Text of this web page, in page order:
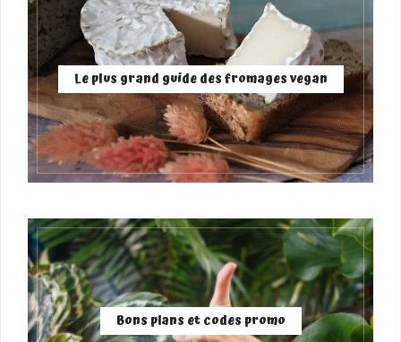
Le plus grand guide des fromages vegan
Bons plans et codes promo